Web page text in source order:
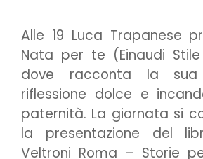
Alle 19 Luca Trapanese
Nata per te (Einaudi Stile
dove racconta la
riflessione dolce e
paternità. La giornata si
la presentazione del
Veltroni Roma – Storie